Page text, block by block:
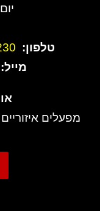
יום ו':
טלפון:
מייל:
מפעלים